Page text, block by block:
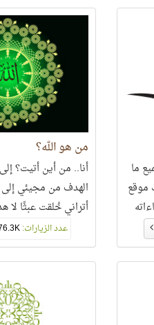
ما
موقع
من هو الله؟
أنا.. من أين أتيت؟
الهدف من مجيئي إلى
أتراني خُلقت عبثًا
وجودي في هذه
من وراء وجودي؟
الحياة؟ هل وُجدت
بعضهم؟ وما مدى
تستطيع المصادفة أن
عدد الزيارات: